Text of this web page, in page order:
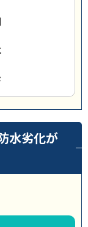
水劣化が